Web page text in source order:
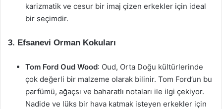
karizmatik ve cesur bir imaj çizen erkekler için ideal
bir seçimdir.
3. Efsanevi Orman Kokuları
Tom Ford Oud Wood: Oud, Orta Doğu kültürlerinde
çok değerli bir malzeme olarak bilinir. Tom Ford’un bu
parfümü, ağaçsı ve baharatlı notaları ile ilgi çekiyor.
Nadide ve lüks bir hava katmak isteyen erkekler için